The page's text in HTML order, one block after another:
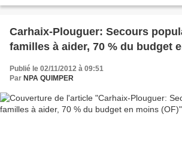
Carhaix-Plouguer: Secours
familles à aider, 70 % du budget
Publié le 02/11/2012 à 09:51
Par NPA QUIMPER